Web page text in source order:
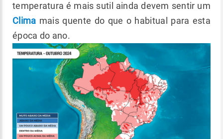
temperatura é mais sutil ainda devem sentir um
Clima mais quente do que o habitual para esta
época do ano.